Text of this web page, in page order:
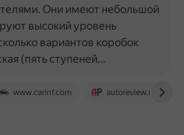
www.carinf.com autoreview.ru
Они имеют небольшой
высокий уровень
вариантов коробок
(пять ступеней…